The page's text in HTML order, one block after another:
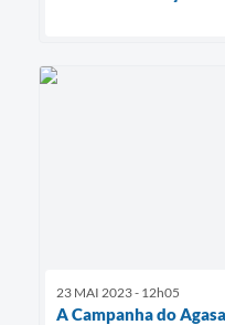
23 MAI 2023 - 12h05
A Campanha do